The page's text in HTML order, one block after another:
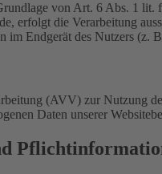
von Art. 6 Abs. 1 lit.
erfolgt die Verarbeitung
im Endgerät des Nutzers
(AVV) zur Nutzung
Daten unserer